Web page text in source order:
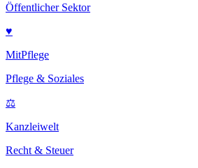
Öffentlicher Sektor
♥
MitPflege
Pflege & Soziales
⚖
Kanzleiwelt
Recht & Steuer